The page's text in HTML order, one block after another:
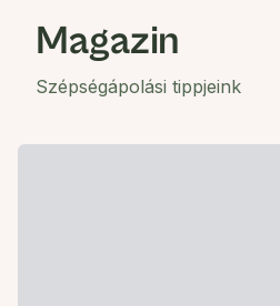
Magazin
Szépségápolási tippjeink